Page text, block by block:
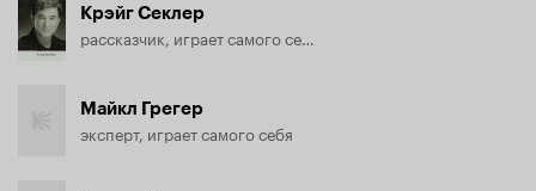
Крэйг Секлер
Майкл Грегер
эксперт, играет самого себя